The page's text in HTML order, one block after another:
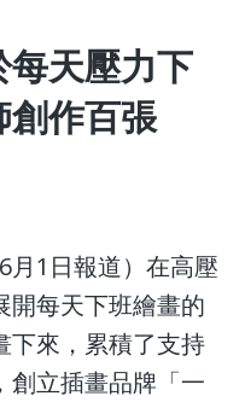
天壓力下
作百張
月1日報道）在高壓
開每天下班繪畫的
下來，累積了支持
創立插畫品牌「一